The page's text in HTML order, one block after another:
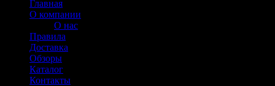
Главная
О компании
О нас
Правила
Доставка
Обзоры
Каталог
Контакты